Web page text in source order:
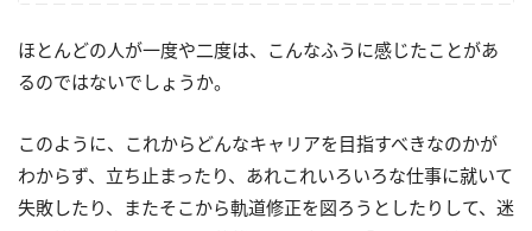
ほとんどの人が一度や二度は、こんなふうに感じたことがあ
るのではないでしょうか。
このように、これからどんなキャリアを目指すべきなのかが
わからず、立ち止まったり、あれこれいろいろな仕事に就いて
失敗したり、またそこから軌道修正を図ろうとしたりして、迷